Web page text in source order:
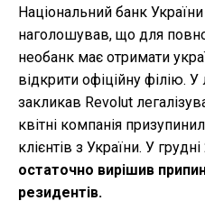
Національний банк
наголошував, що для
необанк має отримати
відкрити офіційну філію.
закликав Revolut
квітні компанія
клієнтів з України. У
остаточно вирішив
резидентів.